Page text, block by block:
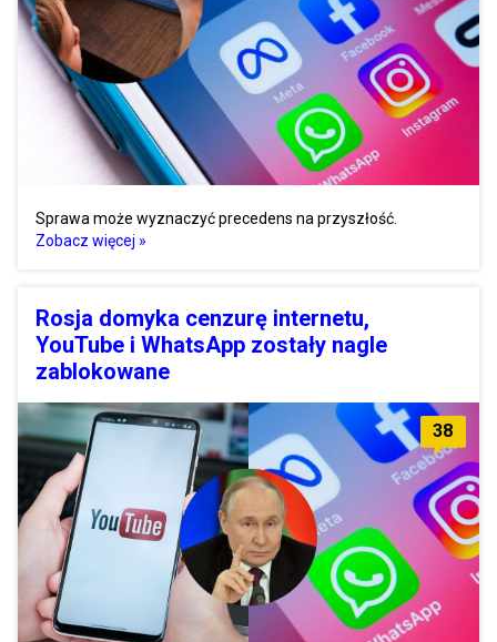
Sprawa może wyznaczyć precedens na przyszłość.
Zobacz więcej »
Rosja domyka cenzurę internetu,
YouTube i WhatsApp zostały nagle
zablokowane
38